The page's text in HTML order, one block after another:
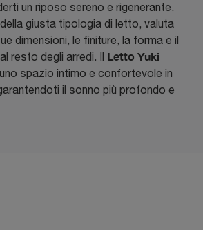
un riposo sereno e rigenerante.
giusta tipologia di letto, valuta
dimensioni, le finiture, la forma e il
resto degli arredi. Il Letto Yuki
spazio intimo e confortevole in
il sonno più profondo e